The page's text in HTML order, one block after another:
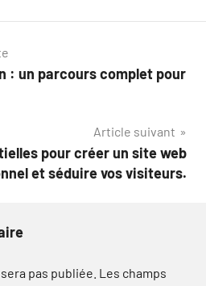
: un parcours complet pour
Article suivant
pour créer un site web
et séduire vos visiteurs.
pas publiée. Les champs